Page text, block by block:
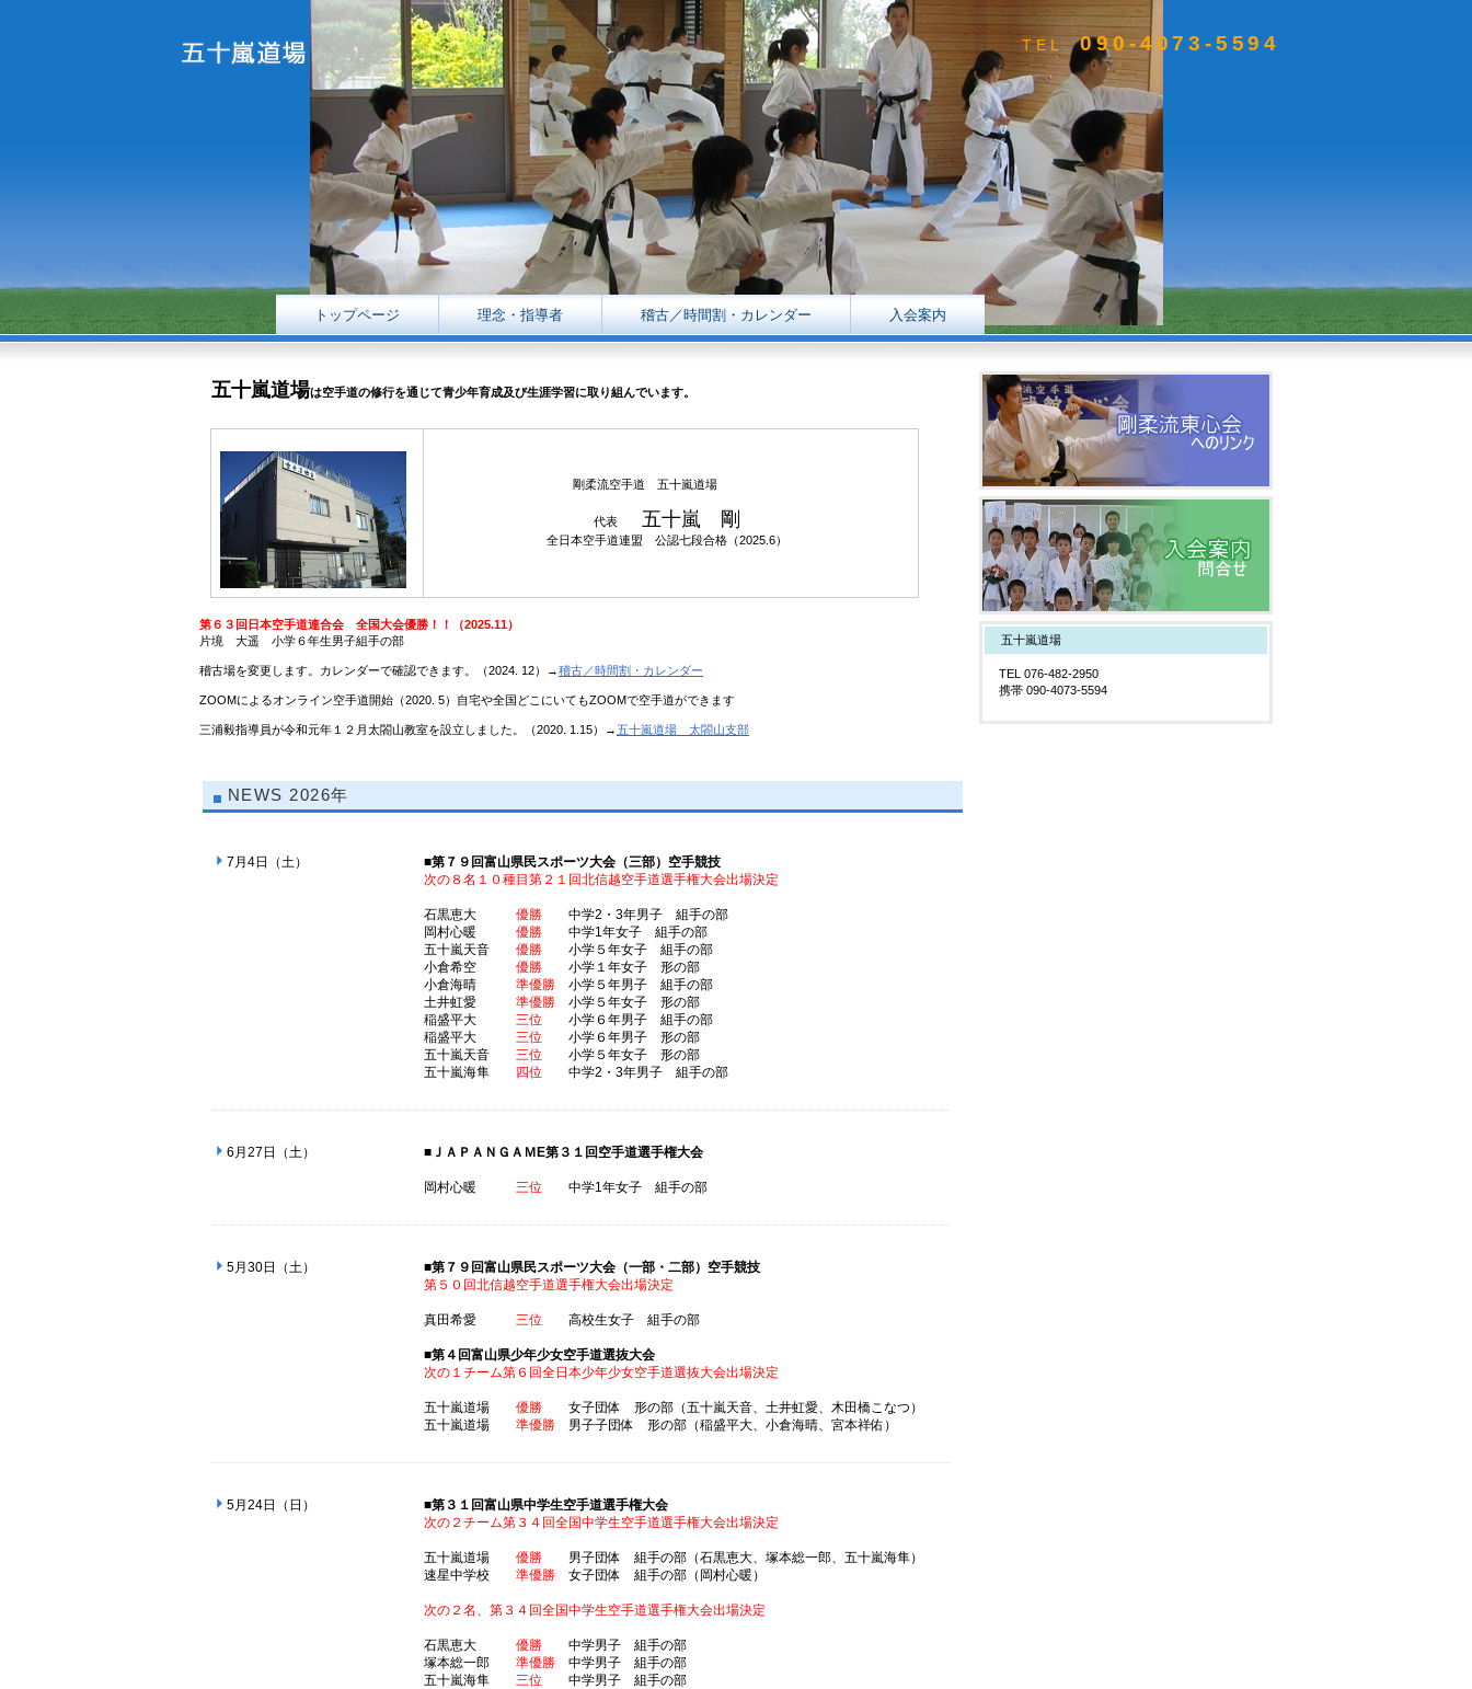
TEL.090-4073-5594
五十嵐道場は空手道の修行を通じて青少年育成及び生涯学習に取り組んでいます。
剛柔流空手道 五十嵐道場
代表 五十嵐 剛
全日本空手道連盟 公認七段合格（2025.6）
第６３回日本空手道連合会 全国大会優勝！！（2025.11）
片境 大遥 小学６年生男子組手の部
稽古場を変更します。カレンダーで確認できます。（2024. 12）→稽古／時間割・カレンダー
ZOOMによるオンライン空手道開始（2020. 5）自宅や全国どこにいてもZOOMで空手道ができます
三浦毅指導員が令和元年１２月太閤山教室を設立しました。（2020. 1.15）→五十嵐道場 太閤山支部
NEWS 2026年
7月4日（土）
■第７９回富山県民スポーツ大会（三部）空手競技
次の８名１０種目第２１回北信越空手道選手権大会出場決定
石黒恵大 優勝
中学2・3年男子 組手の部
岡村心暖 優勝
中学1年女子 組手の部
五十嵐天音 優勝
小学５年女子 組手の部
小倉希空 優勝
小学１年女子 形の部
小倉海晴 準優勝 小学５年男子 組手の部
土井虹愛 準優勝 小学５年女子 形の部
稲盛平大 三位
小学６年男子 組手の部
稲盛平大 三位
小学６年男子 形の部
五十嵐天音 三位
小学５年女子 形の部
五十嵐海隼 四位 中学2・3年男子 組手の部
6月27日（土） ■ＪＡＰＡＮＧＡＭE第３１回空手道選手権大会
岡村心暖 三位 中学1年女子 組手の部
5月30日（土）
■第７９回富山県民スポーツ大会（一部・二部）空手競技
第５０回北信越空手道選手権大会出場決定
真田希愛 三位 高校生女子 組手の部
■第４回富山県少年少女空手道選抜大会
次の１チーム第６回全日本少年少女空手道選抜大会出場決定
五十嵐道場 優勝
女子団体 形の部（五十嵐天音、土井虹愛、木田橋こなつ）
五十嵐道場 準優勝 男子子団体 形の部（稲盛平大、小倉海晴、宮本祥佑）
5月24日（日）
■第３１回富山県中学生空手道選手権大会
次の２チーム第３４回全国中学生空手道選手権大会出場決定
五十嵐道場 優勝
男子団体 組手の部（石黒恵大、塚本総一郎、五十嵐海隼）
速星中学校 準優勝 女子団体 組手の部（岡村心暖）
次の２名、第３４回全国中学生空手道選手権大会出場決定
石黒恵大 優勝
中学男子 組手の部
塚本総一郎 準優勝 中学男子 組手の部
五十嵐海隼 三位 中学男子 組手の部
トップページ 理念・指導者 稽古／時間割 ・カレンダー 入会案内
五十嵐道場
TEL 076-482-2950
携帯 090-4073-5594